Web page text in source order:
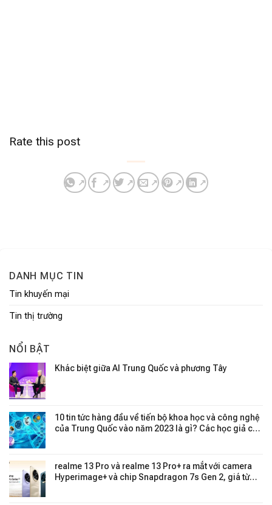
Rate this post
DANH MỤC TIN
Tin khuyến mại
Tin thị trường
NỔI BẬT
Khác biệt giữa AI Trung Quốc và phương Tây
10 tin tức hàng đầu về tiến bộ khoa học và công nghệ
của Trung Quốc vào năm 2023 là gì? Các học giả của
realme 13 Pro và realme 13 Pro+ ra mắt với camera
Hyperimage+ và chip Snapdragon 7s Gen 2, giá từ